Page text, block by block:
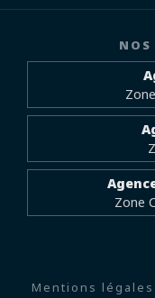
NOS
Zone
Mentions légales